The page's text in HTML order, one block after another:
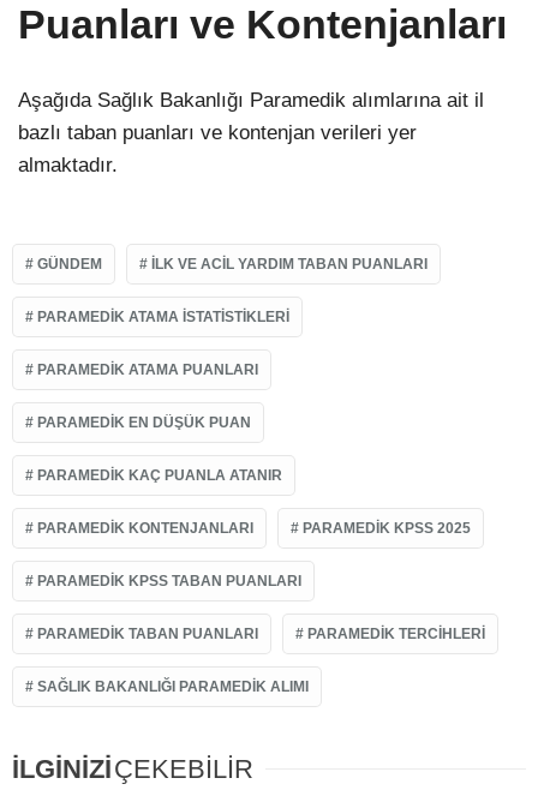
Puanları ve Kontenjanları
Aşağıda Sağlık Bakanlığı Paramedik alımlarına ait il
bazlı taban puanları ve kontenjan verileri yer
almaktadır.
GÜNDEM ILK VE ACIL YARDIM TABAN PUANLARI
PARAMEDIK ATAMA ISTATISTIKLERI
PARAMEDIK ATAMA PUANLARI
PARAMEDIK EN DÜŞÜK PUAN
PARAMEDIK KAÇ PUANLA ATANIR
PARAMEDIK KONTENJANLARI PARAMEDIK KPSS 2025
PARAMEDIK KPSS TABAN PUANLARI
PARAMEDIK TABAN PUANLARI PARAMEDIK TERCIHLERI
SAĞLIK BAKANLIĞI PARAMEDIK ALIMI
İLGİNİZİÇEKEBİLİR